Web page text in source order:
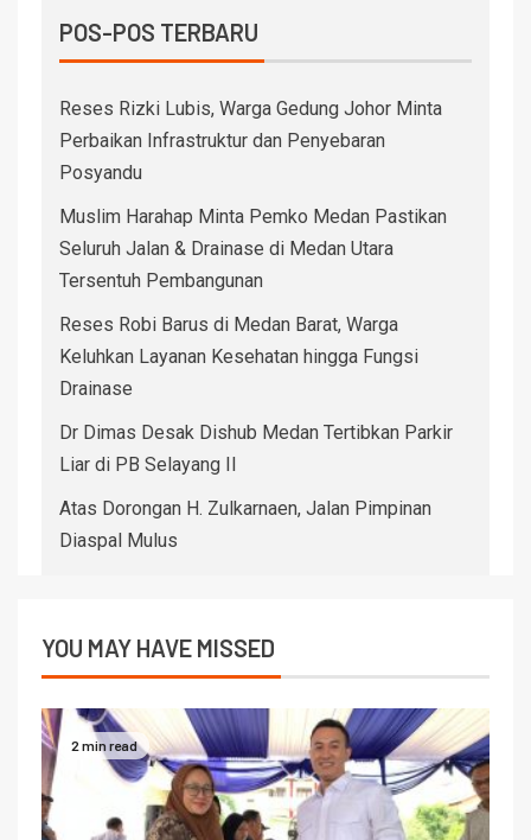
POS-POS TERBARU
Reses Rizki Lubis, Warga Gedung Johor Minta
Perbaikan Infrastruktur dan Penyebaran
Posyandu
Muslim Harahap Minta Pemko Medan Pastikan
Seluruh Jalan & Drainase di Medan Utara
Tersentuh Pembangunan
Reses Robi Barus di Medan Barat, Warga
Keluhkan Layanan Kesehatan hingga Fungsi
Drainase
Dr Dimas Desak Dishub Medan Tertibkan Parkir
Liar di PB Selayang II
Atas Dorongan H. Zulkarnaen, Jalan Pimpinan
Diaspal Mulus
YOU MAY HAVE MISSED
2 min read